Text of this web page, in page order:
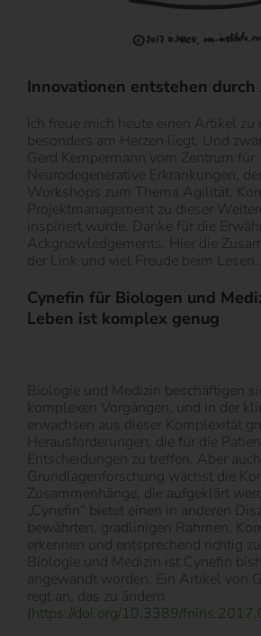
Innovationen entstehen durch
Ich freue mich heute einen Artikel
besonders am Herzen liegt. Und
Gerd Kempermann vom Zentrum für
Neurodegenerative Erkrankungen,
Workshops zum Thema Agilität,
Projektmanagement zu dieser
inspiriert wurde. Danke für die
Ackgnowledgements. Hier die
der Link und viel Freude beim
Cynefin für Biologen und
Leben ist komplex genug
Biologie und Medizin beschäftigen
komplexen Vorgängen, und in der
erwachsen aus dieser Komplexität
Herausforderungen, die für die
Entscheidungen zu treffen. Aber
Grundlagenforschung wächst die
Zusammenhänge, die aufgeklärt
„Cynefin“ bietet einen in anderen
bewährten, gradlinigen Rahmen,
erkennen und entsprechend richtig zu
Biologie und Medizin ist Cynefin
angewandt worden. Ein Artikel von
regt an, das zu ändern
(https://doi.org/10.3389/